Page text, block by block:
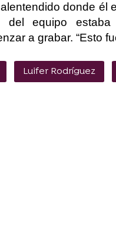
donde él
del equipo
a grabar. “Esto
Luifer Rodríguez